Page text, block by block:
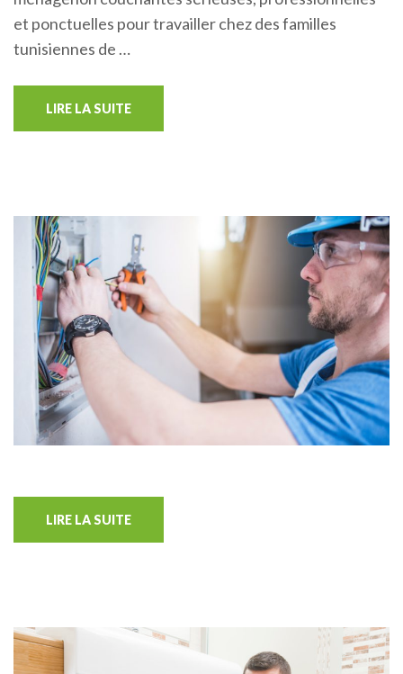
et ponctuelles pour travailler chez des familles
tunisiennes de …
LIRE LA SUITE
LIRE LA SUITE